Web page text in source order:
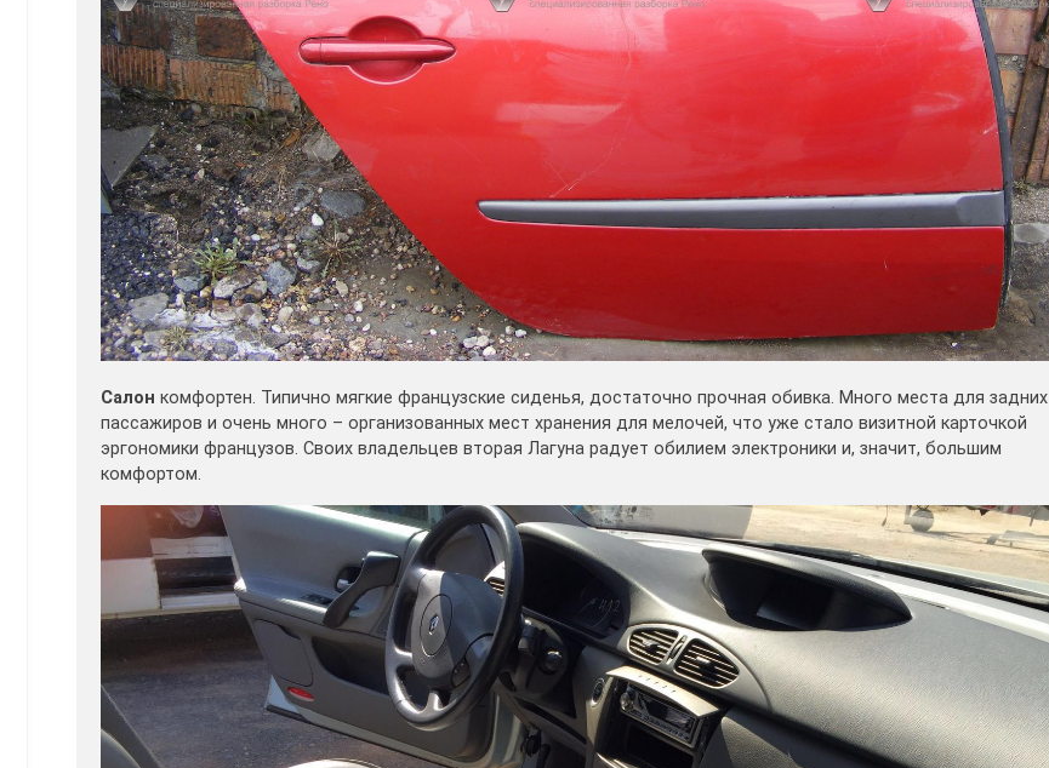
Салон комфортен. Типично мягкие французские сиденья, достаточно прочная обивка. Много места для задних
пассажиров и очень много – организованных мест хранения для мелочей, что уже стало визитной карточкой
эргономики французов. Своих владельцев вторая Лагуна радует обилием электроники и, значит, большим
комфортом.